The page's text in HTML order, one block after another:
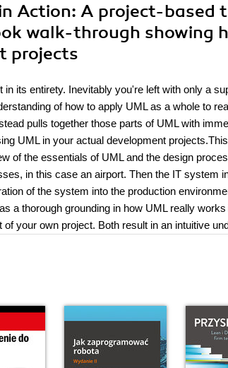
Action: A project-based
walk-through showing
projects
its entirety. Inevitably you're left with only a
of how to apply UML as a whole to
pulls together those parts of UML with
UML in your actual development
of the essentials of UML and the design
in this case an airport. Then the IT system
of the system into the production
a thorough grounding in how UML really
your own project. Both result in an intuitive